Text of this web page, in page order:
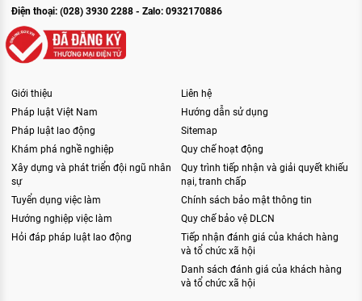
Điện thoại: (028) 3930 2288 - Zalo: 0932170886
Giới thiệu
Pháp luật Việt Nam
Pháp luật lao động
Khám phá nghề nghiệp
Xây dựng và phát triển đội ngũ nhân
sự
Tuyển dụng việc làm
Hướng nghiệp việc làm
Hỏi đáp pháp luật lao động
Liên hệ
Hướng dẫn sử dụng
Sitemap
Quy chế hoạt động
Quy trình tiếp nhận và giải quyết khiếu
nại, tranh chấp
Chính sách bảo mật thông tin
Quy chế bảo vệ DLCN
Tiếp nhận đánh giá của khách hàng
và tổ chức xã hội
Danh sách đánh giá của khách hàng
và tổ chức xã hội